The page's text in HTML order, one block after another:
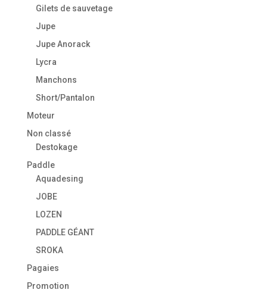
Gilets de sauvetage
Jupe
Jupe Anorack
Lycra
Manchons
Short/Pantalon
Moteur
Non classé
Destokage
Paddle
Aquadesing
JOBE
LOZEN
PADDLE GÉANT
SROKA
Pagaies
Promotion